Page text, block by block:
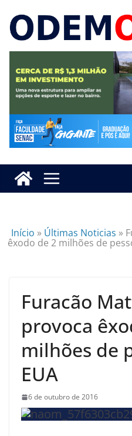
Início » Últimas Noticias »
êxodo de 2 milhões de
Furacão
provoca
milhões de
EUA
6 de outubro de 2016